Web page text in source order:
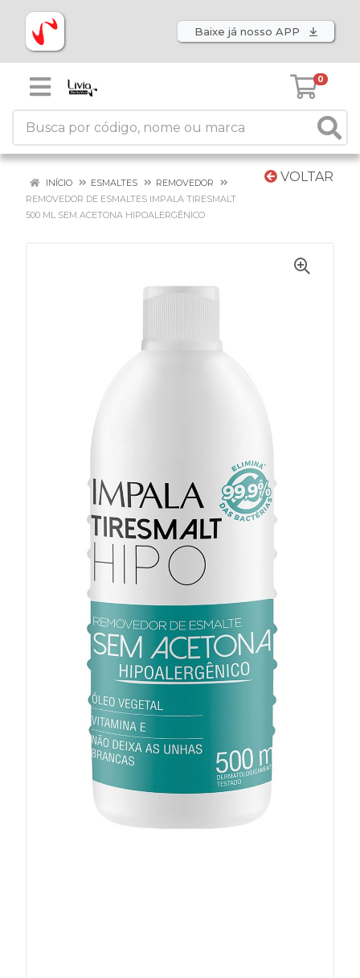
Baixe já nosso APP
0
VOLTAR
INÍCIO ESMALTES
REMOVEDOR
REMOVEDOR DE ESMALTES IMPALA TIRESMALT
500 ML SEM ACETONA HIPOALERGÊNICO